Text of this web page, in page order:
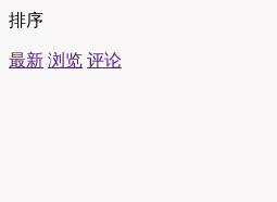
排序
最新 浏览 评论